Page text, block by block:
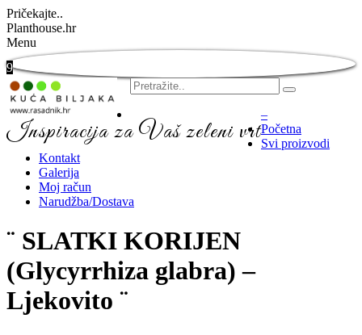
Pričekajte..
Planthouse.hr
Menu
9
Inspiracija za Vaš zeleni vrt
–
Početna
Svi proizvodi
Kontakt
Galerija
Moj račun
Narudžba/Dostava
¨ SLATKI KORIJEN
(Glycyrrhiza glabra) –
Ljekovito ¨